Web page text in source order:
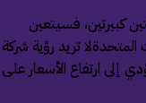
فسيتعين
تريد رؤية شركة
ارتفاع الأسعار على